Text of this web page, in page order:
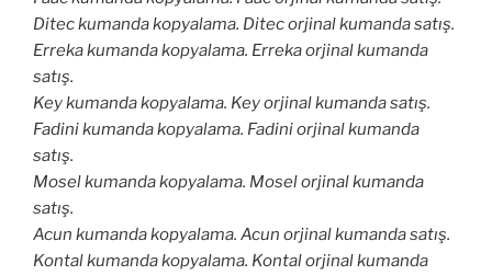
Ditec kumanda kopyalama. Ditec orjinal kumanda satış.
Erreka kumanda kopyalama. Erreka orjinal kumanda
satış.
Key kumanda kopyalama. Key orjinal kumanda satış.
Fadini kumanda kopyalama. Fadini orjinal kumanda
satış.
Mosel kumanda kopyalama. Mosel orjinal kumanda
satış.
Acun kumanda kopyalama. Acun orjinal kumanda satış.
Kontal kumanda kopyalama. Kontal orjinal kumanda